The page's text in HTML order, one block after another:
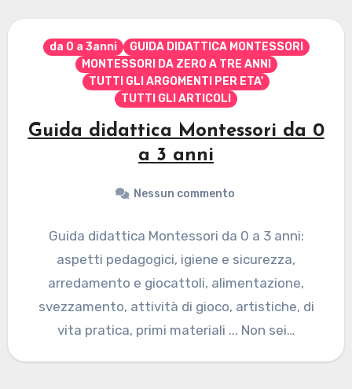
da 0 a 3anni
GUIDA DIDATTICA MONTESSORI
MONTESSORI DA ZERO A TRE ANNI
TUTTI GLI ARGOMENTI PER ETA'
TUTTI GLI ARTICOLI
Guida didattica Montessori da 0
a 3 anni
Nessun commento
Guida didattica Montessori da 0 a 3 anni:
aspetti pedagogici, igiene e sicurezza,
arredamento e giocattoli, alimentazione,
svezzamento, attività di gioco, artistiche, di
vita pratica, primi materiali ... Non sei…